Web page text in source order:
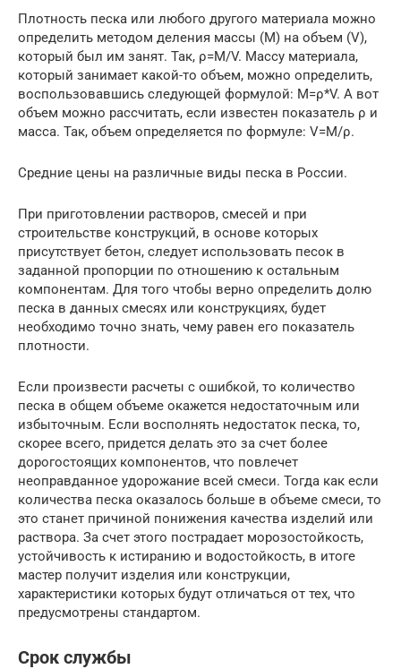
Плотность песка или любого другого материала можно
определить методом деления массы (M) на объем (V),
который был им занят. Так, ρ=М/V. Массу материала,
который занимает какой-то объем, можно определить,
воспользовавшись следующей формулой: M=ρ*V. А вот
объем можно рассчитать, если известен показатель ρ и
масса. Так, объем определяется по формуле: V=М/ρ.
Средние цены на различные виды песка в России.
При приготовлении растворов, смесей и при
строительстве конструкций, в основе которых
присутствует бетон, следует использовать песок в
заданной пропорции по отношению к остальным
компонентам. Для того чтобы верно определить долю
песка в данных смесях или конструкциях, будет
необходимо точно знать, чему равен его показатель
плотности.
Если произвести расчеты с ошибкой, то количество
песка в общем объеме окажется недостаточным или
избыточным. Если восполнять недостаток песка, то,
скорее всего, придется делать это за счет более
дорогостоящих компонентов, что повлечет
неоправданное удорожание всей смеси. Тогда как если
количества песка оказалось больше в объеме смеси, то
это станет причиной понижения качества изделий или
раствора. За счет этого пострадает морозостойкость,
устойчивость к истиранию и водостойкость, в итоге
мастер получит изделия или конструкции,
характеристики которых будут отличаться от тех, что
предусмотрены стандартом.
Срок службы